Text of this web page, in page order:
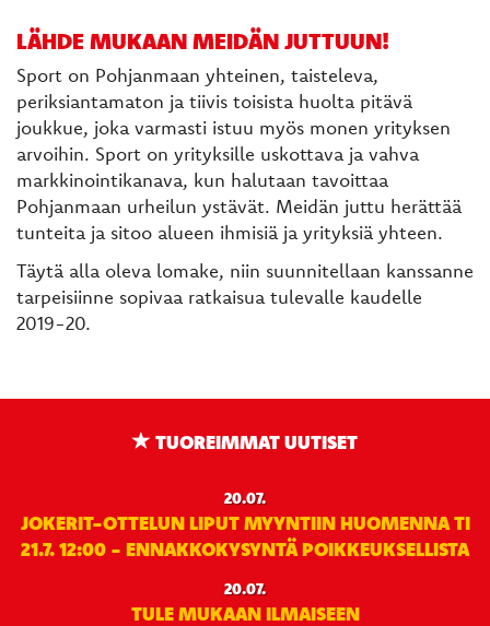
LÄHDE MUKAAN MEIDÄN JUTTUUN!
Sport on Pohjanmaan yhteinen, taisteleva,
periksiantamaton ja tiivis toisista huolta pitävä
joukkue, joka varmasti istuu myös monen yrityksen
arvoihin. Sport on yrityksille uskottava ja vahva
markkinointikanava, kun halutaan tavoittaa
Pohjanmaan urheilun ystävät. Meidän juttu herättää
tunteita ja sitoo alueen ihmisiä ja yrityksiä yhteen.
Täytä alla oleva lomake, niin suunnitellaan kanssanne
tarpeisiinne sopivaa ratkaisua tulevalle kaudelle
2019-20.
TUOREIMMAT UUTISET
20.07.
JOKERIT-OTTELUN LIPUT MYYNTIIN HUOMENNA TI
21.7. 12:00 - ENNAKKOKYSYNTÄ POIKKEUKSELLISTA
20.07.
TULE MUKAAN ILMAISEEN